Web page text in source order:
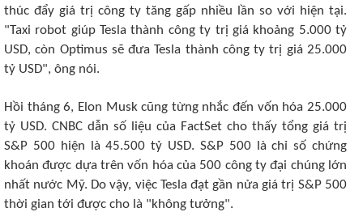
thúc đẩy giá trị công ty tăng gấp nhiều lần so với hiện tại.
"Taxi robot giúp Tesla thành công ty trị giá khoảng 5.000 tỷ
USD, còn Optimus sẽ đưa Tesla thành công ty trị giá 25.000
tỷ USD", ông nói.
Hồi tháng 6, Elon Musk cũng từng nhắc đến vốn hóa 25.000
tỷ USD. CNBC dẫn số liệu của FactSet cho thấy tổng giá trị
S&P 500 hiện là 45.500 tỷ USD. S&P 500 là chỉ số chứng
khoán được dựa trên vốn hóa của 500 công ty đại chúng lớn
nhất nước Mỹ. Do vậy, việc Tesla đạt gần nửa giá trị S&P 500
thời gian tới được cho là "không tưởng".